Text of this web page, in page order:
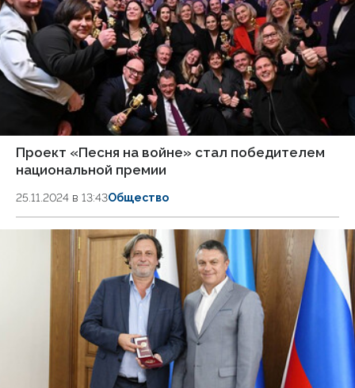
Проект «Песня на войне» стал победителем
национальной премии
25.11.2024 в 13:43Общество